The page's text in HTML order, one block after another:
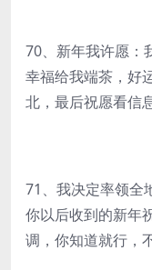
70、新年我许愿：
幸福给我端茶，好
北，最后祝愿看信
71、我决定率领全
你以后收到的新年
调，你知道就行，